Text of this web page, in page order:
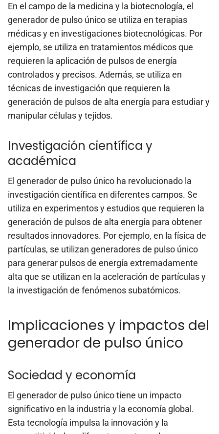
En el campo de la medicina y la biotecnología, el
generador de pulso único se utiliza en terapias
médicas y en investigaciones biotecnológicas. Por
ejemplo, se utiliza en tratamientos médicos que
requieren la aplicación de pulsos de energía
controlados y precisos. Además, se utiliza en
técnicas de investigación que requieren la
generación de pulsos de alta energía para estudiar y
manipular células y tejidos.
Investigación científica y
académica
El generador de pulso único ha revolucionado la
investigación científica en diferentes campos. Se
utiliza en experimentos y estudios que requieren la
generación de pulsos de alta energía para obtener
resultados innovadores. Por ejemplo, en la física de
partículas, se utilizan generadores de pulso único
para generar pulsos de energía extremadamente
alta que se utilizan en la aceleración de partículas y
la investigación de fenómenos subatómicos.
Implicaciones y impactos del
generador de pulso único
Sociedad y economía
El generador de pulso único tiene un impacto
significativo en la industria y la economía global.
Esta tecnología impulsa la innovación y la